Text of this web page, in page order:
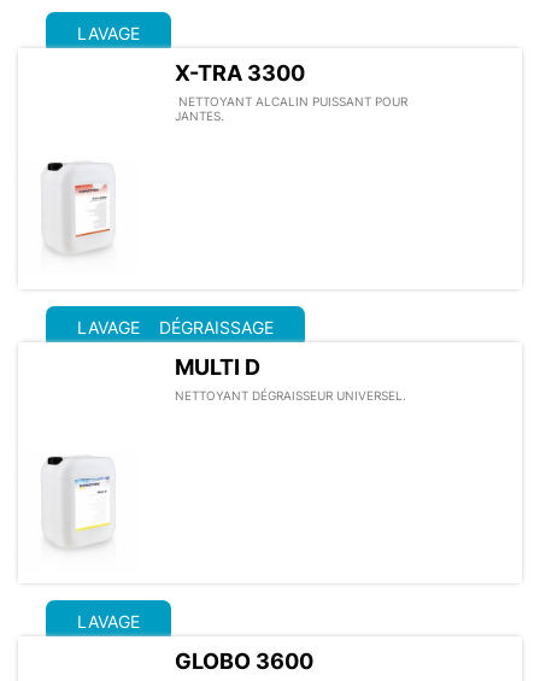
LAVAGE
X-TRA 3300
NETTOYANT ALCALIN PUISSANT POUR
JANTES.
LAVAGE DÉGRAISSAGE
MULTI D
NETTOYANT DÉGRAISSEUR UNIVERSEL.
LAVAGE
GLOBO 3600